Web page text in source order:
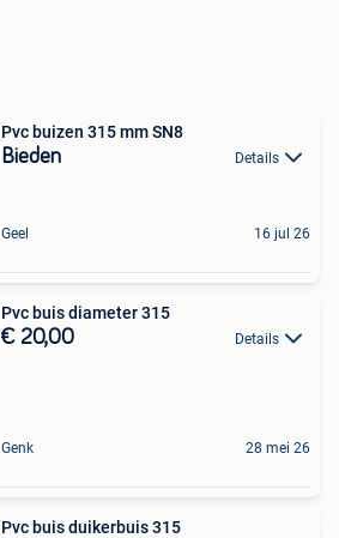
Pvc buizen 315 mm SN8
Bieden Details
Geel 16 jul 26
Pvc buis diameter 315
€ 20,00 Details
Genk 28 mei 26
Pvc buis duikerbuis 315